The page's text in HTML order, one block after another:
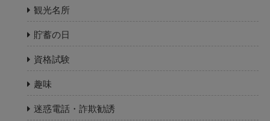
観光名所
貯蓄の日
資格試験
趣味
迷惑電話・詐欺勧誘